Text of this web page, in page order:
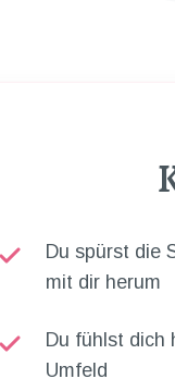
Du spürst die
mit dir herum
Du fühlst dich
Umfeld